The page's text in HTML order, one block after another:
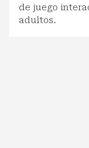
de juego
adultos.